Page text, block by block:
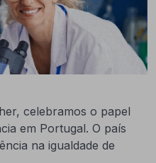
celebramos o papel
em Portugal. O país
na igualdade de